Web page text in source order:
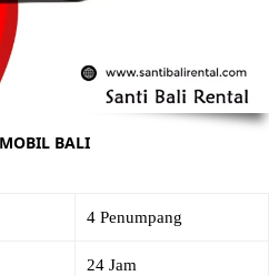
BALI
4 Penumpang
24 Jam